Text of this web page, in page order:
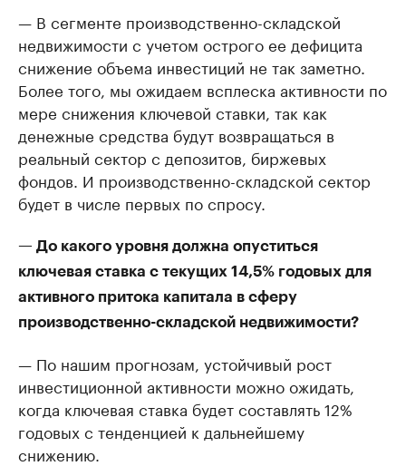
— В сегменте производственно-складской
недвижимости с учетом острого ее дефицита
снижение объема инвестиций не так заметно.
Более того, мы ожидаем всплеска активности по
мере снижения ключевой ставки, так как
денежные средства будут возвращаться в
реальный сектор с депозитов, биржевых
фондов. И производственно-складской сектор
будет в числе первых по спросу.
— До какого уровня должна опуститься
ключевая ставка с текущих 14,5% годовых для
активного притока капитала в сферу
производственно-складской недвижимости?
— По нашим прогнозам, устойчивый рост
инвестиционной активности можно ожидать,
когда ключевая ставка будет составлять 12%
годовых с тенденцией к дальнейшему
снижению.